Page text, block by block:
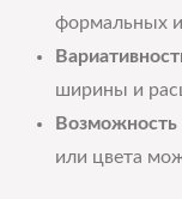
формальных
ширины и
Возможность
или цвета